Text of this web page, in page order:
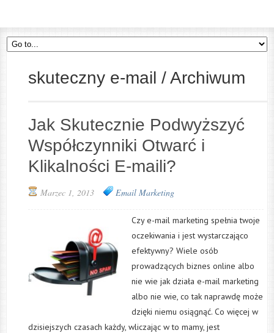
skuteczny e-mail / Archiwum
Jak Skutecznie Podwyższyć
Współczynniki Otwarć i
Klikalności E-maili?
Marzec 1, 2013 Email Marketing
Czy e-mail marketing spełnia twoje
oczekiwania i jest wystarczająco
efektywny? Wiele osób
prowadzących biznes online albo
nie wie jak działa e-mail marketing
albo nie wie, co tak naprawdę może
dzięki niemu osiągnąć. Co więcej w
dzisiejszych czasach każdy, wliczając w to mamy, jest